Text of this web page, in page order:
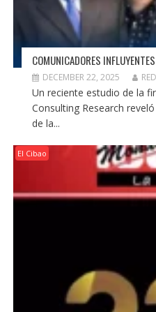
COMUNICADORES
DECEMBER 22, 2025
Un reciente estudio de la
Consulting Research
de la...
El Cibao